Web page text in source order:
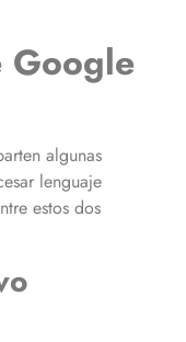
Google
algunas
lenguaje
estos dos